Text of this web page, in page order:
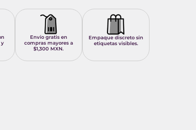
y
Envío gratis en
compras mayores a
$1,300 MXN.
Empaque discreto sin
etiquetas visibles.